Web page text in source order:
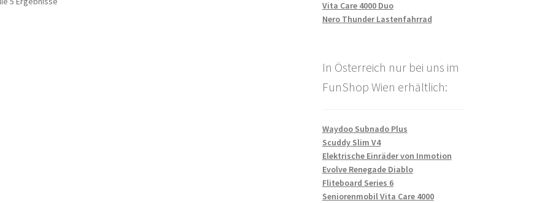
Vita Care 4000 Duo
Nero Thunder Lastenfahrrad
In Österreich nur bei uns im
FunShop Wien erhältlich:
Waydoo Subnado Plus
Scuddy Slim V4
Elektrische Einräder von Inmotion
Evolve Renegade Diablo
Fliteboard Series 6
Seniorenmobil Vita Care 4000